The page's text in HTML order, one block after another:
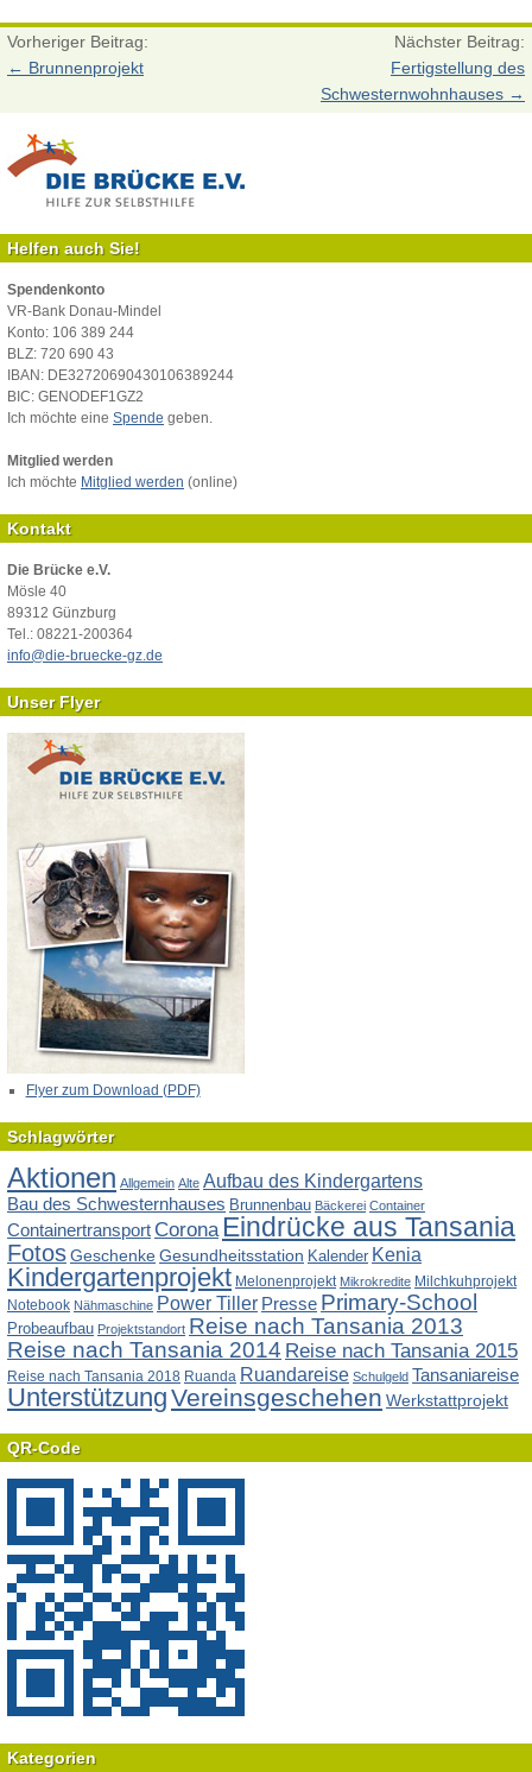
Vorheriger Beitrag:
← Brunnenprojekt
Nächster Beitrag:
Fertigstellung des
Schwesternwohnhauses →
Helfen auch Sie!
Spendenkonto
VR-Bank Donau-Mindel
Konto: 106 389 244
BLZ: 720 690 43
IBAN: DE32720690430106389244
BIC: GENODEF1GZ2
Ich möchte eine Spende geben.
Mitglied werden
Ich möchte Mitglied werden (online)
Kontakt
Die Brücke e.V.
Mösle 40
89312 Günzburg
Tel.: 08221-200364
info@die-bruecke-gz.de
Unser Flyer
Flyer zum Download (PDF)
Schlagwörter
Aktionen Allgemein Alte Aufbau des Kindergartens
Bau des Schwesternhauses Brunnenbau Bäckerei Container
Containertransport Corona Eindrücke aus Tansania
FotosGeschenkeGesundheitsstation Kalender Kenia
Kindergartenprojekt Melonenprojekt Mikrokredite Milchkuhprojekt
Notebook Nähmaschine Power Tiller Presse Primary-School
Probeaufbau Projektstandort Reise nach Tansania 2013
Reise nach Tansania 2014 Reise nach Tansania 2015
Reise nach Tansania 2018 Ruanda Ruandareise Schulgeld Tansaniareise
UnterstützungVereinsgeschehen Werkstattprojekt
QR-Code
Kategorien